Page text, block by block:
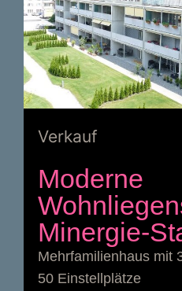
Verkauf
Moderne
Minergie-
Mehrfamilienhaus mit
50 Einstellplätze